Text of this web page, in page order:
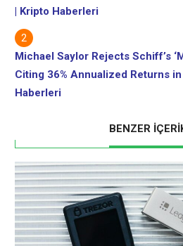
| Kripto Haberleri
Michael Saylor Rejects Schiff’s
Citing 36% Annualized Returns
Haberleri
BENZER